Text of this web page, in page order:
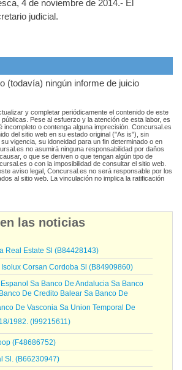
4 de noviembre de 2014.- El
judicial.
(todavía) ningún informe de juicio
y completar periódicamente el contenido de este
Pese al esfuerzo y la atención de esta labor, es
incompleto o contenga alguna imprecisión. Concursal.es
del sitio web en su estado original ("As is"), sin
vigencia, su idoneidad para un fin determinado o en
no asumirá ninguna responsabilidad por daños
o que se deriven o que tengan algún tipo de
o con la imposibilidad de consultar el sitio web.
aviso legal, Concursal.es no será responsable por los
al sitio web. La vinculación no implica la ratificación
las noticias
Real Estate Sl (B84428143)
Corsan Cordoba Sl (B84909860)
Sa Banco De Andalucia Sa Banco
De Credito Balear Sa Banco De
De Vasconia Sa Union Temporal De
1982. (I99215611)
(F48686752)
Sl. (B66230947)